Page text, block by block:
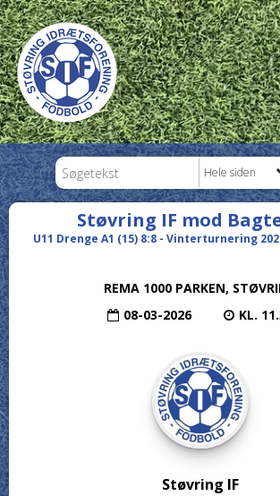
Hele siden
Støvring IF mod
U11 Drenge A1 (15) 8:8 - Vinterturnering
REMA 1000 PARKEN,
08-03-2026
KL.
Støvring IF